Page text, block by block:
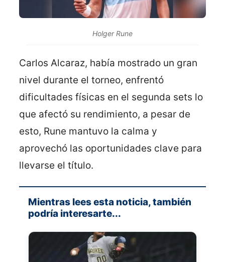
Holger Rune
Carlos Alcaraz, había mostrado un gran
nivel durante el torneo, enfrentó
dificultades físicas en el segunda sets lo
que afectó su rendimiento, a pesar de
esto, Rune mantuvo la calma y
aprovechó las oportunidades clave para
llevarse el título.
Mientras lees esta noticia, también
podría interesarte...